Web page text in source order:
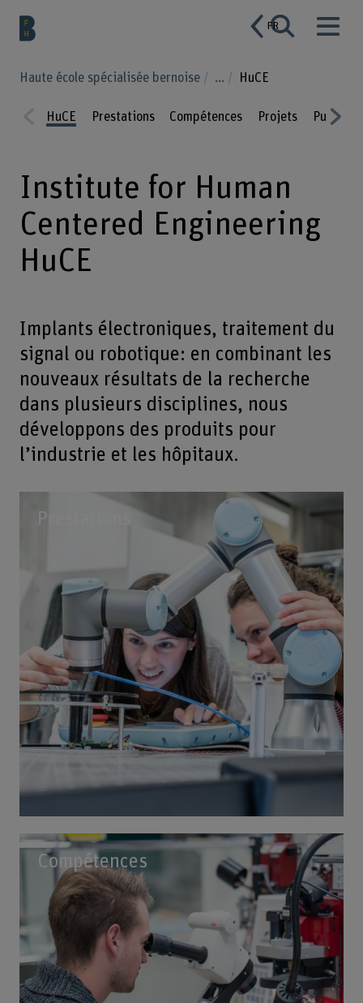
FR
Haute école spécialisée bernoise ... HuCE
ious
HuCE Prestations Compétences Projets
Institute for Human
Centered Engineering
HuCE
Implants électroniques, traitement du
signal ou robotique: en combinant les
nouveaux résultats de la recherche
dans plusieurs disciplines, nous
développons des produits pour
l’industrie et les hôpitaux.
Prestations
Compétences